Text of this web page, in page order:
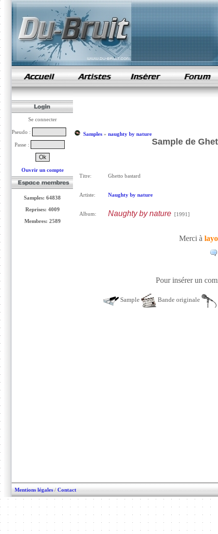
samples de rap
Se connecter
Pseudo :
Passe :
Ouvrir un compte
Samples: 64838
Reprises: 4009
Membres: 2589
Samples» naughty by nature
Sample de
Titre: Ghetto bastard
Artiste: Naughty by nature
Album: Naughty by nature[1991]
Merci à
Pour insérer un
Sample Bande originale
Mentions légales / Contact